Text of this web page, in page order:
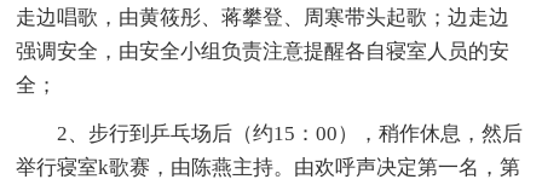
走边唱歌，由黄筱彤、蒋攀登、周寒带头起歌；边走边
强调安全，由安全小组负责注意提醒各自寝室人员的安
全；
2、步行到乒乓场后（约15：00），稍作休息，然后
举行寝室k歌赛，由陈燕主持。由欢呼声决定第一名，第